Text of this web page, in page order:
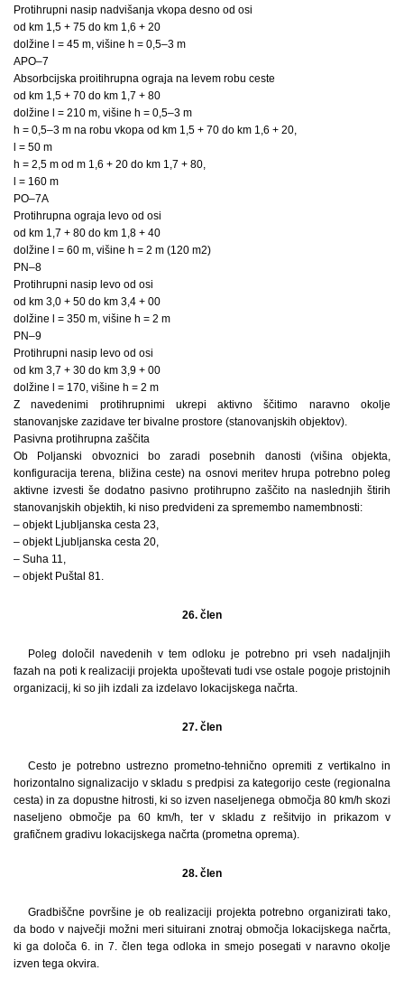
Protihrupni nasip nadvišanja vkopa desno od osi
od km 1,5 + 75 do km 1,6 + 20
dolžine l = 45 m, višine h = 0,5–3 m
APO–7
Absorbcijska proitihrupna ograja na levem robu ceste
od km 1,5 + 70 do km 1,7 + 80
dolžine l = 210 m, višine h = 0,5–3 m
h = 0,5–3 m na robu vkopa od km 1,5 + 70 do km 1,6 + 20,
l = 50 m
h = 2,5 m od m 1,6 + 20 do km 1,7 + 80,
l = 160 m
PO–7A
Protihrupna ograja levo od osi
od km 1,7 + 80 do km 1,8 + 40
dolžine l = 60 m, višine h = 2 m (120 m2)
PN–8
Protihrupni nasip levo od osi
od km 3,0 + 50 do km 3,4 + 00
dolžine l = 350 m, višine h = 2 m
PN–9
Protihrupni nasip levo od osi
od km 3,7 + 30 do km 3,9 + 00
dolžine l = 170, višine h = 2 m
Z navedenimi protihrupnimi ukrepi aktivno ščitimo naravno okolje
stanovanjske zazidave ter bivalne prostore (stanovanjskih objektov).
Pasivna protihrupna zaščita
Ob Poljanski obvoznici bo zaradi posebnih danosti (višina objekta,
konfiguracija terena, bližina ceste) na osnovi meritev hrupa potrebno poleg
aktivne izvesti še dodatno pasivno protihrupno zaščito na naslednjih štirih
stanovanjskih objektih, ki niso predvideni za spremembo namembnosti:
– objekt Ljubljanska cesta 23,
– objekt Ljubljanska cesta 20,
– Suha 11,
– objekt Puštal 81.
26. člen
Poleg določil navedenih v tem odloku je potrebno pri vseh nadaljnjih
fazah na poti k realizaciji projekta upoštevati tudi vse ostale pogoje pristojnih
organizacij, ki so jih izdali za izdelavo lokacijskega načrta.
27. člen
Cesto je potrebno ustrezno prometno-tehnično opremiti z vertikalno in
horizontalno signalizacijo v skladu s predpisi za kategorijo ceste (regionalna
cesta) in za dopustne hitrosti, ki so izven naseljenega območja 80 km/h skozi
naseljeno območje pa 60 km/h, ter v skladu z rešitvijo in prikazom v
grafičnem gradivu lokacijskega načrta (prometna oprema).
28. člen
Gradbiščne površine je ob realizaciji projekta potrebno organizirati tako,
da bodo v največji možni meri situirani znotraj območja lokacijskega načrta,
ki ga določa 6. in 7. člen tega odloka in smejo posegati v naravno okolje
izven tega okvira.